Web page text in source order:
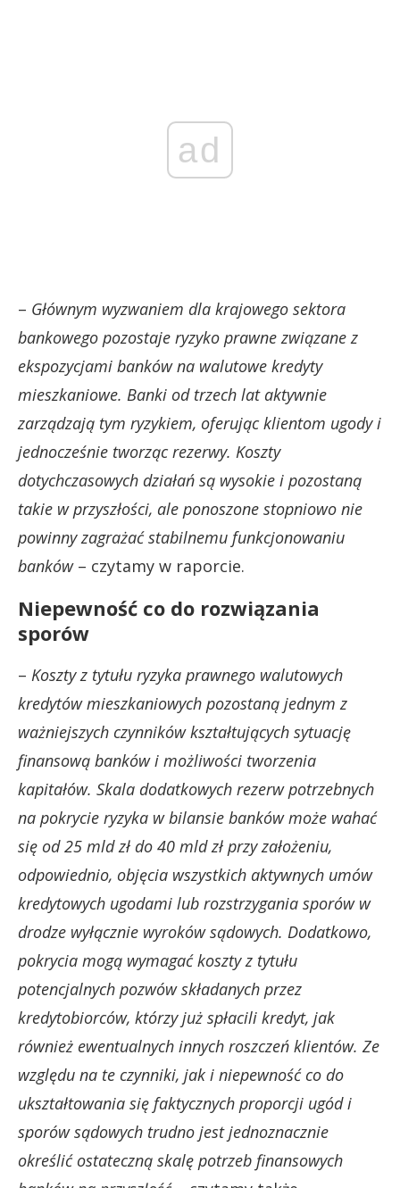
ad
– Głównym wyzwaniem dla krajowego sektora
bankowego pozostaje ryzyko prawne związane z
ekspozycjami banków na walutowe kredyty
mieszkaniowe. Banki od trzech lat aktywnie
zarządzają tym ryzykiem, oferując klientom ugody i
jednocześnie tworząc rezerwy. Koszty
dotychczasowych działań są wysokie i pozostaną
takie w przyszłości, ale ponoszone stopniowo nie
powinny zagrażać stabilnemu funkcjonowaniu
banków– czytamy w raporcie.
Niepewność co do rozwiązania
sporów
– Koszty z tytułu ryzyka prawnego walutowych
kredytów mieszkaniowych pozostaną jednym z
ważniejszych czynników kształtujących sytuację
finansową banków i możliwości tworzenia
kapitałów. Skala dodatkowych rezerw potrzebnych
na pokrycie ryzyka w bilansie banków może wahać
się od 25 mld zł do 40 mld zł przy założeniu,
odpowiednio, objęcia wszystkich aktywnych umów
kredytowych ugodami lub rozstrzygania sporów w
drodze wyłącznie wyroków sądowych. Dodatkowo,
pokrycia mogą wymagać koszty z tytułu
potencjalnych pozwów składanych przez
kredytobiorców, którzy już spłacili kredyt, jak
również ewentualnych innych roszczeń klientów. Ze
względu na te czynniki, jak i niepewność co do
ukształtowania się faktycznych proporcji ugód i
sporów sądowych trudno jest jednoznacznie
określić ostateczną skalę potrzeb finansowych